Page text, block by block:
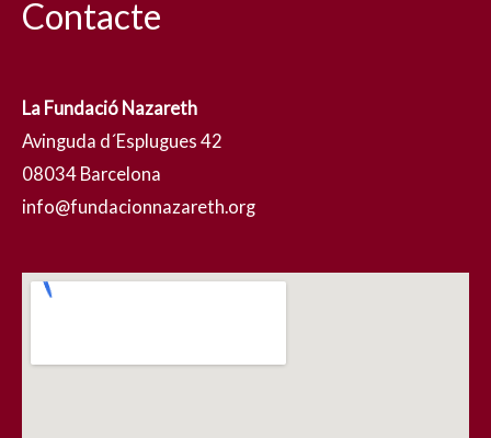
Contacte
La Fundació Nazareth
Avinguda d´Esplugues 42
08034 Barcelona
info@fundacionnazareth.org